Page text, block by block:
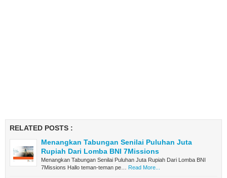
RELATED POSTS :
Menangkan Tabungan Senilai Puluhan Juta
Rupiah Dari Lomba BNI 7Missions
Menangkan Tabungan Senilai Puluhan Juta Rupiah Dari Lomba BNI
7Missions Hallo teman-teman pe… Read More...